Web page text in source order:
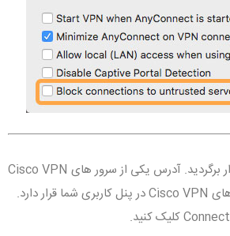
4. به صفحه اصلی نرم افزار برگردید. آدرس یکی از سرور های Cisco VPN
رو وارد کنید. لیست سرورهای Cisco VPN در پنل کاربری شما قرار دارد.